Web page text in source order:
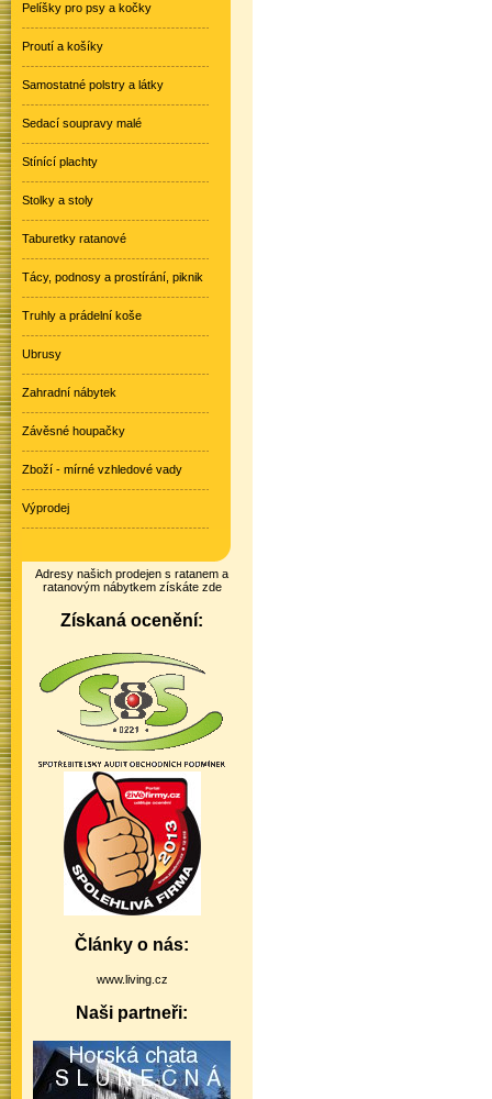
Pelíšky pro psy a kočky
Proutí a košíky
Samostatné polstry a látky
Sedací soupravy malé
Stínící plachty
Stolky a stoly
Taburetky ratanové
Tácy, podnosy a prostírání, piknik
Truhly a prádelní koše
Ubrusy
Zahradní nábytek
Závěsné houpačky
Zboží - mírné vzhledové vady
Výprodej
Adresy našich prodejen s ratanem a
ratanovým nábytkem získáte zde
Získaná ocenění:
Články o nás:
www.living.cz
Naši partneři: